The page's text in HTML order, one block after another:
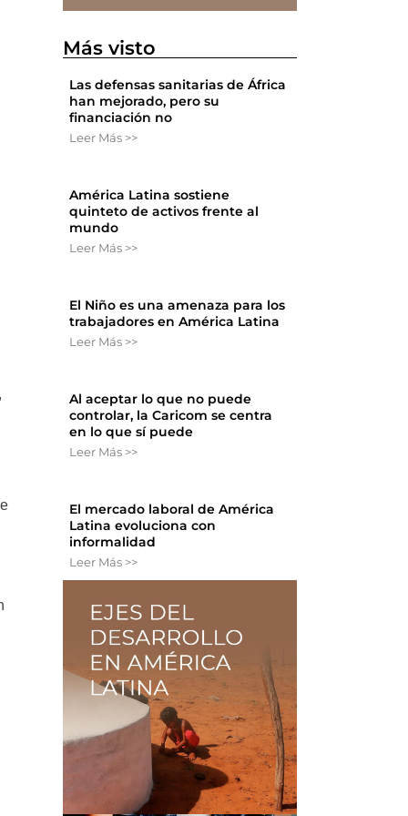
Más visto
Las defensas sanitarias de África
han mejorado, pero su
financiación no
Leer Más >>
América Latina sostiene
quinteto de activos frente al
mundo
Leer Más >>
El Niño es una amenaza para los
trabajadores en América Latina
Leer Más >>
Al aceptar lo que no puede
controlar, la Caricom se centra
en lo que sí puede
Leer Más >>
El mercado laboral de América
Latina evoluciona con
informalidad
Leer Más >>